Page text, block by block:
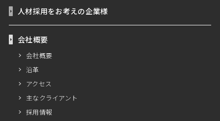
人材採用をお考えの企業様
会社概要
会社概要
沿革
アクセス
主なクライアント
採用情報